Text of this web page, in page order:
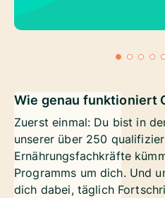
Wie genau funktioniert
Zuerst einmal: Du bist in
unserer über 250
Ernährungsfachkräfte
Programms um dich. Und
dich dabei, täglich